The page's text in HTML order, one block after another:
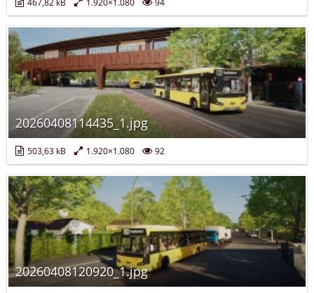
467,82 kB 1.920×1.080 94
20260408114435_1.jpg
503,63 kB 1.920×1.080 92
20260408120920_1.jpg